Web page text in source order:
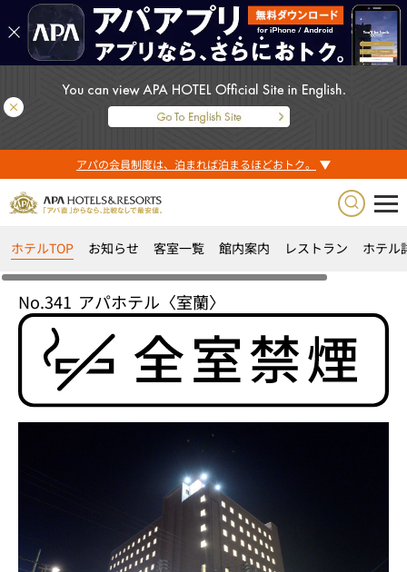
アパの会員制度は、泊まれば泊まるほどおトク。
ホテルTOP お知らせ 客室一覧 館内案内 レストラン ホテル
No.341 アパホテル〈室蘭〉